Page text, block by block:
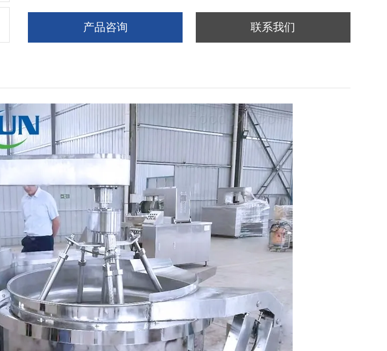
产品咨询 联系我们